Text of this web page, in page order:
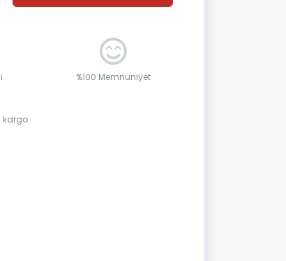
%100 Memnuniyet
kargo